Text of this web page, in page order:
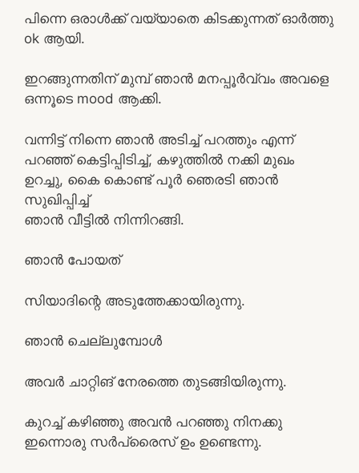
പിന്നെ ഒരാൾക്ക് വയ്യാതെ കിടക്കുന്നത് ഓര്‍ത്തു
ok ആയി.
ഇറങ്ങുന്നതിന് മുമ്പ് ഞാന്‍ മനപ്പൂര്‍വ്വം അവളെ
ഒന്നൂടെ mood ആക്കി.
വന്നിട്ട് നിന്നെ ഞാന്‍ അടിച്ച് പറത്തും എന്ന്
പറഞ്ഞ്‌ കെട്ടിപ്പിടിച്ച്, കഴുത്തില്‍ നക്കി മുഖം
ഉറച്ചു, കൈ കൊണ്ട്‌ പൂര്‍ ഞെരടി ഞാന്‍
സുഖിപ്പിച്ച്
ഞാൻ വീട്ടിൽ നിന്നിറങ്ങി.
ഞാൻ പോയത്
സിയാദിന്റെ അടുത്തേക്കായിരുന്നു.
ഞാന്‍ ചെല്ലുമ്പോൾ
അവർ ചാറ്റിങ് നേരത്തെ തുടങ്ങിയിരുന്നു.
കുറച്ച് കഴിഞ്ഞു അവൻ പറഞ്ഞു നിനക്കു
ഇന്നൊരു സർപ്രൈസ് ഉം ഉണ്ടെന്നു.